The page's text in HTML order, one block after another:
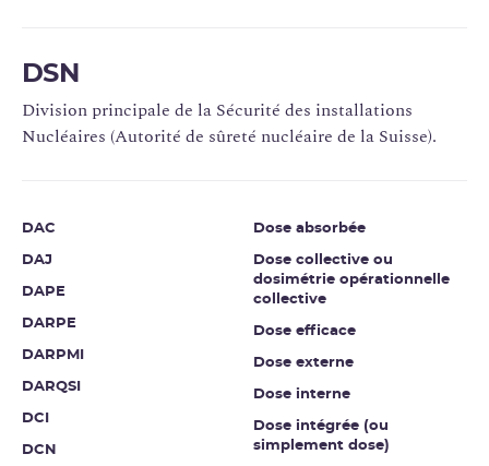
DSN
Division principale de la Sécurité des installations
Nucléaires (Autorité de sûreté nucléaire de la Suisse).
DAC
DAJ
DAPE
DARPE
DARPMI
DARQSI
DCI
DCN
Dose absorbée
Dose collective ou
dosimétrie opérationnelle
collective
Dose efficace
Dose externe
Dose interne
Dose intégrée (ou
simplement dose)